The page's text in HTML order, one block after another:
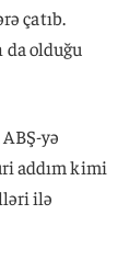
çatıb.
da olduğu
yə
addım kimi
ilə